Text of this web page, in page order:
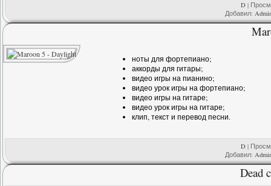
D |
Добавил:
ноты для фортепиано;
аккорды для гитары;
видео игры на пианино;
видео урок игры на фортепиано;
видео игры на гитаре;
видео урок игры на гитаре;
клип, текст и перевод песни.
D |
Добавил:
Dead